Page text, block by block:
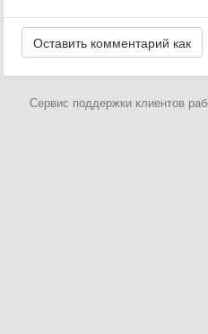
Сервис поддержки клиентов